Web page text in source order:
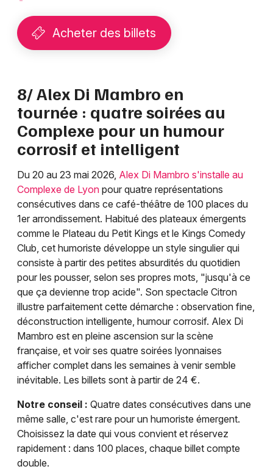
Acheter des billets
8/ Alex Di Mambro en
tournée : quatre soirées au
Complexe pour un humour
corrosif et intelligent
Du 20 au 23 mai 2026, Alex Di Mambro s'installe au
Complexe de Lyon pour quatre représentations
consécutives dans ce café-théâtre de 100 places du
1er arrondissement. Habitué des plateaux émergents
comme le Plateau du Petit Kings et le Kings Comedy
Club, cet humoriste développe un style singulier qui
consiste à partir des petites absurdités du quotidien
pour les pousser, selon ses propres mots, "jusqu'à ce
que ça devienne trop acide". Son spectacle Citron
illustre parfaitement cette démarche : observation fine,
déconstruction intelligente, humour corrosif. Alex Di
Mambro est en pleine ascension sur la scène
française, et voir ses quatre soirées lyonnaises
afficher complet dans les semaines à venir semble
inévitable. Les billets sont à partir de 24 €.
Notre conseil : Quatre dates consécutives dans une
même salle, c'est rare pour un humoriste émergent.
Choisissez la date qui vous convient et réservez
rapidement : dans 100 places, chaque billet compte
double.